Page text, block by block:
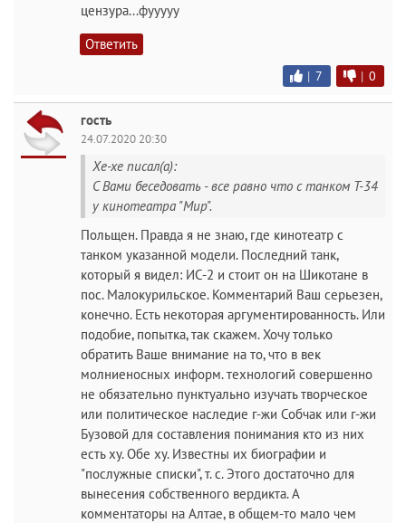
цензура...фууууу
Ответить
| 7 | 0
гость
24.07.2020 20:30
Хе-хе писал(а):
С Вами беседовать - все равно что с танком Т-34
у кинотеатра "Мир".
Польщен. Правда я не знаю, где кинотеатр с
танком указанной модели. Последний танк,
который я видел: ИС-2 и стоит он на Шикотане в
пос. Малокурильское. Комментарий Ваш серьезен,
конечно. Есть некоторая аргументированность. Или
подобие, попытка, так скажем. Хочу только
обратить Ваше внимание на то, что в век
молниеносных информ. технологий совершенно
не обязательно пунктуально изучать творческое
или политическое наследие г-жи Собчак или г-жи
Бузовой для составления понимания кто из них
есть ху. Обе ху. Известны их биографии и
"послужные списки", т. с. Этого достаточно для
вынесения собственного вердикта. А
комментаторы на Алтае, в общем-то мало чем